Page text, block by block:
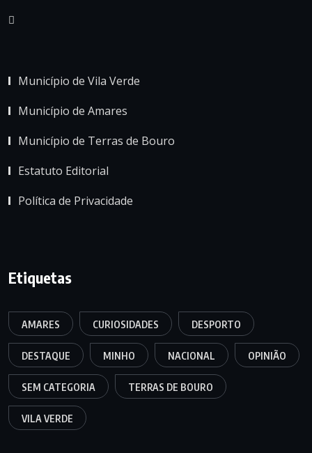
Município de Vila Verde
Município de Amares
Município de Terras de Bouro
Estatuto Editorial
Política de Privacidade
Etiquetas
AMARES CURIOSIDADES DESPORTO
DESTAQUE MINHO NACIONAL OPINIÃO
SEM CATEGORIA TERRAS DE BOURO
VILA VERDE